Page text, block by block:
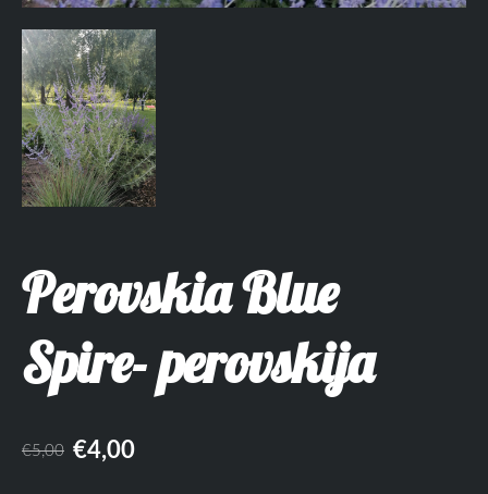
Perovskia Blue
Spire- perovskija
€5,00 €4,00